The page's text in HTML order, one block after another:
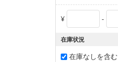
¥ -
在庫状況
在庫なしを含む